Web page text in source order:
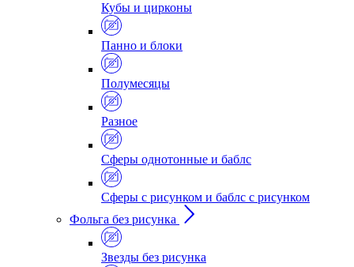
Кубы и цирконы
Панно и блоки
Полумесяцы
Разное
Сферы однотонные и баблс
Сферы с рисунком и баблс с рисунком
Фольга без рисунка
Звезды без рисунка